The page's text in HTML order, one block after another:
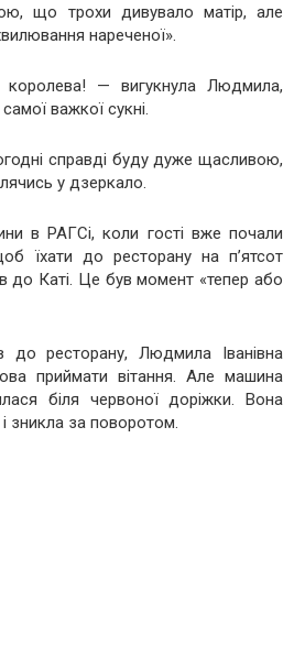
що трохи дивувало матір, але
нареченої».
— вигукнула Людмила,
важкої сукні.
справді буду дуже щасливою,
у дзеркало.
в РАГСі, коли гості вже почали
їхати до ресторану на п’ятсот
до Каті. Це був момент «тепер або
до ресторану, Людмила Іванівна
приймати вітання. Але машина
біля червоної доріжки. Вона
зникла за поворотом.